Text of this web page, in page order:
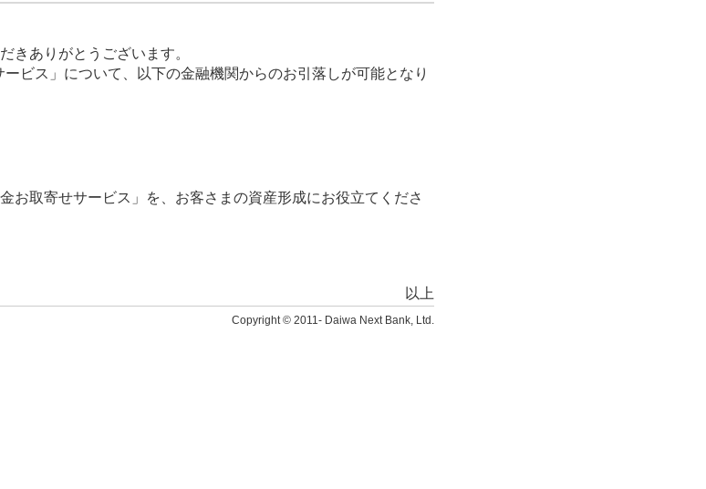
きありがとうございます。
ビス」について、以下の金融機関からのお引落しが可能となり
お取寄せサービス」を、お客さまの資産形成にお役立てくださ
以上
Copyright © 2011- Daiwa Next Bank, Ltd.